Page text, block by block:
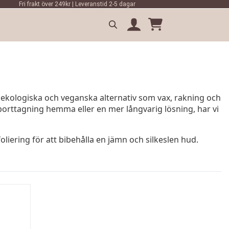
Fri frakt över 249kr | Leveranstid 2-5 dagar
Search
och veganska alternativ som vax, rakning och
hemma eller en mer långvarig lösning, har vi
för att bibehålla en jämn och silkeslen hud.